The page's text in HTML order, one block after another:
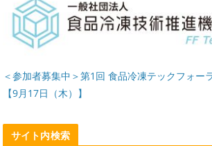
＜参加者募集中＞第1回 食品冷凍テックフォー
【9月17日（木）】
サイト内検索